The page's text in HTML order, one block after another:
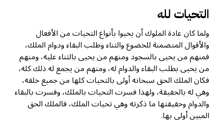
التحيات لله
ولما كان عادة الملوك أن يحيوا بأنواع التحيات من الأفعال
والأقوال المتضمنة للخضوع والثناء وطلب البقاء ودوام الملك،
فمنهم من يحيى بالسجود ومنهم من يحيى بالثناء عليه، ومنهم
من يحيى بطلب البقاء والدوام له، ومنهم من يجمع له ذلك كله،
فكان الملك الحق سبحانه أولى بالتحيات كلها من جميع خلقه،
وهي له بالحقيقة، ولهذا فسرت التحيات بالملك، وفسرت بالبقاء
والدوام وحقيقتها ما ذكرته وهي تحيات الملك، فالملك الحق
المبين أولى بها.